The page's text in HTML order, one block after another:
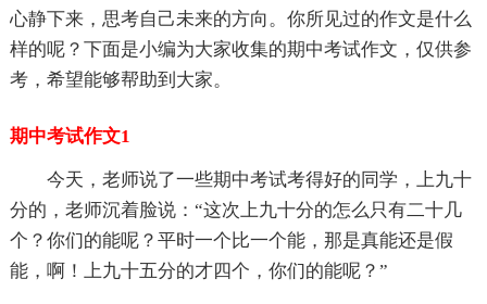
心静下来，思考自己未来的方向。你所见过的作文是什么
样的呢？下面是小编为大家收集的期中考试作文，仅供参
考，希望能够帮助到大家。
期中考试作文1
今天，老师说了一些期中考试考得好的同学，上九十
分的，老师沉着脸说：“这次上九十分的怎么只有二十几
个？你们的能呢？平时一个比一个能，那是真能还是假
能，啊！上九十五分的才四个，你们的能呢？”